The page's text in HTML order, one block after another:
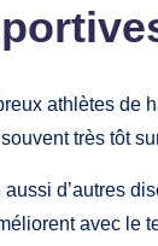
athlètes de
très tôt
d’autres
avec le